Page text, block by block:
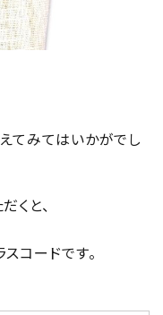
てみてはいかがでし
くと、
コードです。